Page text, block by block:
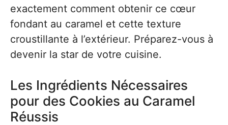
exactement comment obtenir ce cœur
fondant au caramel et cette texture
croustillante à l’extérieur. Préparez-vous à
devenir la star de votre cuisine.
Les Ingrédients Nécessaires
pour des Cookies au Caramel
Réussis